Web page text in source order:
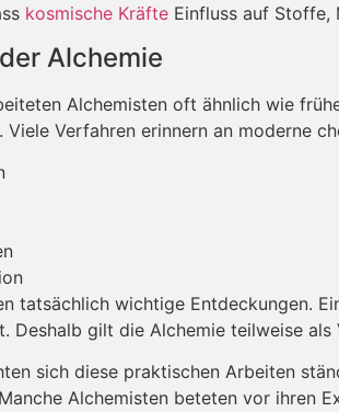
kosmische Kräfte Einfluss auf Stoffe,
Alchemie
Alchemisten oft ähnlich wie
Verfahren erinnern an moderne
tatsächlich wichtige Entdeckungen.
Deshalb gilt die Alchemie teilweise als
sich diese praktischen Arbeiten
Alchemisten beteten vor ihren